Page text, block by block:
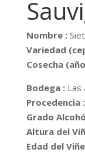
Nombre :
Variedad
Cosecha
Bodega : Las
Procedencia :
Grado
Altura del
Edad del